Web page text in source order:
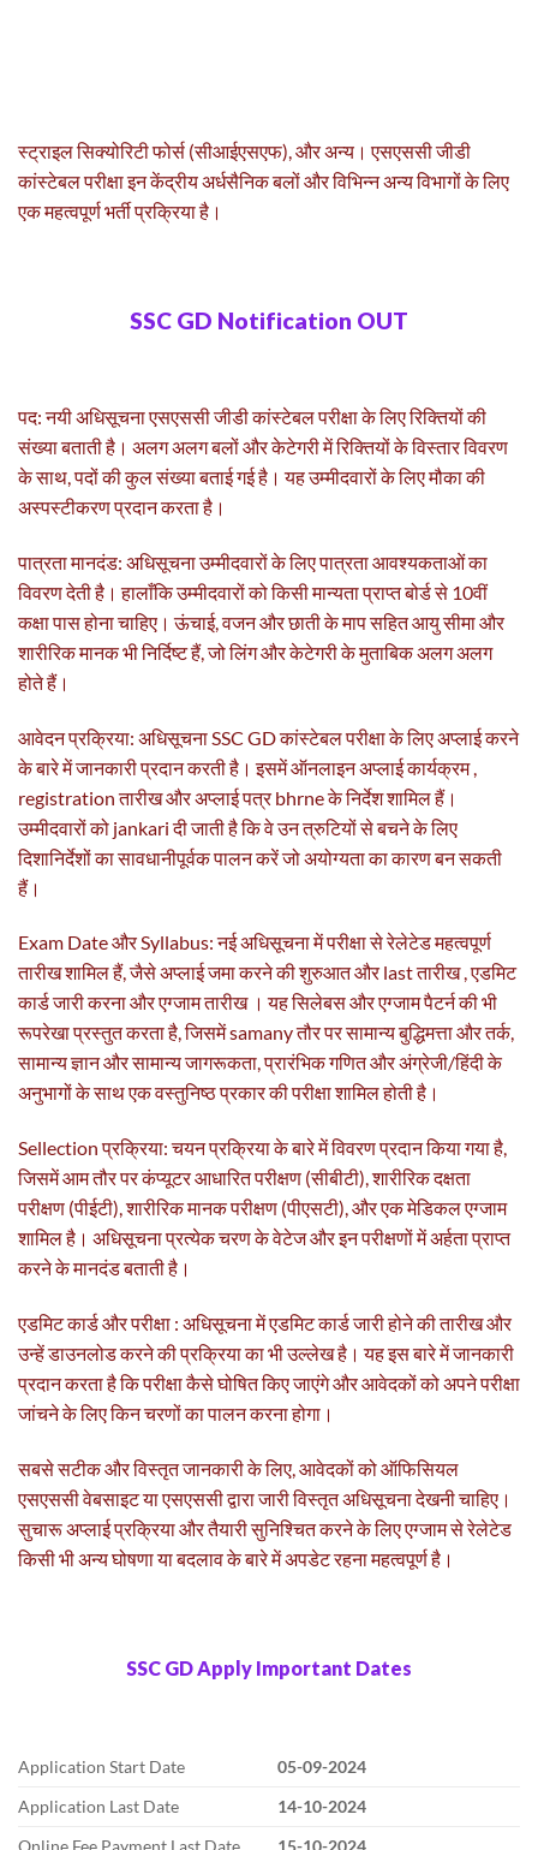
स्ट्राइल सिक्योरिटी फोर्स (सीआईएसएफ), और अन्य। एसएससी जीडी
कांस्टेबल परीक्षा इन केंद्रीय अर्धसैनिक बलों और विभिन्न अन्य विभागों के लिए
एक महत्वपूर्ण भर्ती प्रक्रिया है।
SSC GD Notification OUT
पद: नयी अधिसूचना एसएससी जीडी कांस्टेबल परीक्षा के लिए रिक्तियों की
संख्या बताती है। अलग अलग बलों और केटेगरी में रिक्तियों के विस्तार विवरण
के साथ, पदों की कुल संख्या बताई गई है। यह उम्मीदवारों के लिए मौका की
अस्पस्टीकरण प्रदान करता है।
पात्रता मानदंड: अधिसूचना उम्मीदवारों के लिए पात्रता आवश्यकताओं का
विवरण देती है। हालाँकि उम्मीदवारों को किसी मान्यता प्राप्त बोर्ड से 10वीं
कक्षा पास होना चाहिए। ऊंचाई, वजन और छाती के माप सहित आयु सीमा और
शारीरिक मानक भी निर्दिष्ट हैं, जो लिंग और केटेगरी के मुताबिक अलग अलग
होते हैं।
आवेदन प्रक्रिया: अधिसूचना SSC GD कांस्टेबल परीक्षा के लिए अप्लाई करने
के बारे में जानकारी प्रदान करती है। इसमें ऑनलाइन अप्लाई कार्यक्रम ,
registration तारीख और अप्लाई पत्र bhrne के निर्देश शामिल हैं।
उम्मीदवारों को jankari दी जाती है कि वे उन त्रुटियों से बचने के लिए
दिशानिर्देशों का सावधानीपूर्वक पालन करें जो अयोग्यता का कारण बन सकती
हैं।
Exam Date और Syllabus: नई अधिसूचना में परीक्षा से रेलेटेड महत्वपूर्ण
तारीख शामिल हैं, जैसे अप्लाई जमा करने की शुरुआत और last तारीख , एडमिट
कार्ड जारी करना और एग्जाम तारीख । यह सिलेबस और एग्जाम पैटर्न की भी
रूपरेखा प्रस्तुत करता है, जिसमें samany तौर पर सामान्य बुद्धिमत्ता और तर्क,
सामान्य ज्ञान और सामान्य जागरूकता, प्रारंभिक गणित और अंग्रेजी/हिंदी के
अनुभागों के साथ एक वस्तुनिष्ठ प्रकार की परीक्षा शामिल होती है।
Sellection प्रक्रिया: चयन प्रक्रिया के बारे में विवरण प्रदान किया गया है,
जिसमें आम तौर पर कंप्यूटर आधारित परीक्षण (सीबीटी), शारीरिक दक्षता
परीक्षण (पीईटी), शारीरिक मानक परीक्षण (पीएसटी), और एक मेडिकल एग्जाम
शामिल है। अधिसूचना प्रत्येक चरण के वेटेज और इन परीक्षणों में अर्हता प्राप्त
करने के मानदंड बताती है।
एडमिट कार्ड और परीक्षा : अधिसूचना में एडमिट कार्ड जारी होने की तारीख और
उन्हें डाउनलोड करने की प्रक्रिया का भी उल्लेख है। यह इस बारे में जानकारी
प्रदान करता है कि परीक्षा कैसे घोषित किए जाएंगे और आवेदकों को अपने परीक्षा
जांचने के लिए किन चरणों का पालन करना होगा।
सबसे सटीक और विस्तृत जानकारी के लिए, आवेदकों को ऑफिसियल
एसएससी वेबसाइट या एसएससी द्वारा जारी विस्तृत अधिसूचना देखनी चाहिए।
सुचारू अप्लाई प्रक्रिया और तैयारी सुनिश्चित करने के लिए एग्जाम से रेलेटेड
किसी भी अन्य घोषणा या बदलाव के बारे में अपडेट रहना महत्वपूर्ण है।
SSC GD Apply Important Dates
Application Start Date
05-09-2024
Application Last Date
14-10-2024